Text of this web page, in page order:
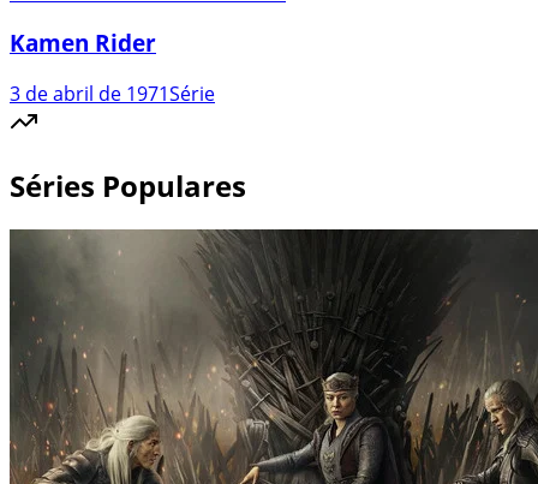
Kamen Rider
3 de abril de 1971Série
Séries Populares